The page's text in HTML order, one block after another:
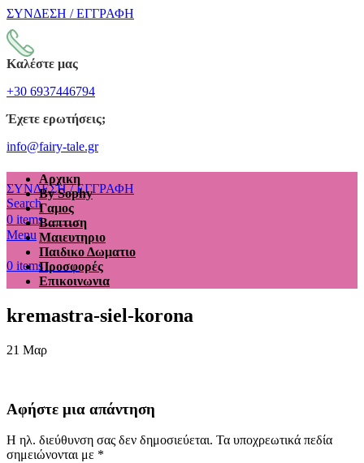
ΣΥΝΔΕΣΗ / ΕΓΓΡΑΦΗ
Καλέστε μας
+30 6937446794
Έχετε ερωτήσεις;
info@fairy-tale.gr
ΣΥΝΔΕΣΗ / ΕΓΓΡΑΦΗ
Search
0 items €0.00
Menu
0 items €0.00
Αρχικη
By Sophy
Γαμος
Βαπτιση
Μαιευτηριο
Παιδικο Δωματιο
Προσφορές
Επικοινωνια
kremastra-siel-korona
21 Μαρ
Αφήστε μια απάντηση
Η ηλ. διεύθυνση σας δεν δημοσιεύεται. Τα υποχρεωτικά πεδία
σημειώνονται με *